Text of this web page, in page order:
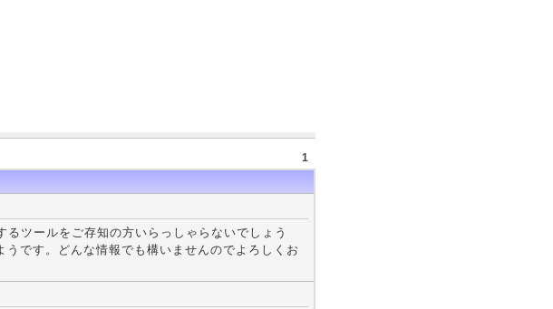
1
ツールをご存知の方いらっしゃらないでしょう
です。どんな情報でも構いませんのでよろしくお